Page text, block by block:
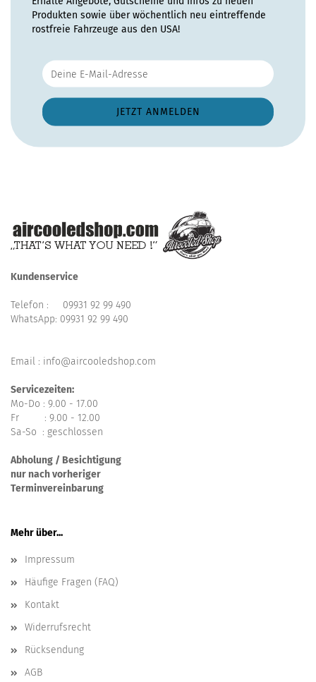
Produkten sowie über wöchentlich neu eintreffende
rostfreie Fahrzeuge aus den USA!
Kundenservice
Telefon : 09931 92 99 490
WhatsApp: 09931 92 99 490
Email : info@aircooledshop.com
Servicezeiten:
Mo-Do : 9.00 - 17.00
Fr : 9.00 - 12.00
Sa-So : geschlossen
Abholung / Besichtigung
nur nach vorheriger
Terminvereinbarung
Mehr über...
Impressum
Häufige Fragen (FAQ)
Kontakt
Widerrufsrecht
Rücksendung
AGB